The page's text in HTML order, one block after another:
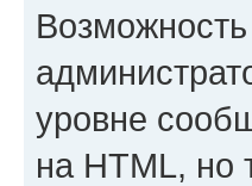
уровне
на HTML, но